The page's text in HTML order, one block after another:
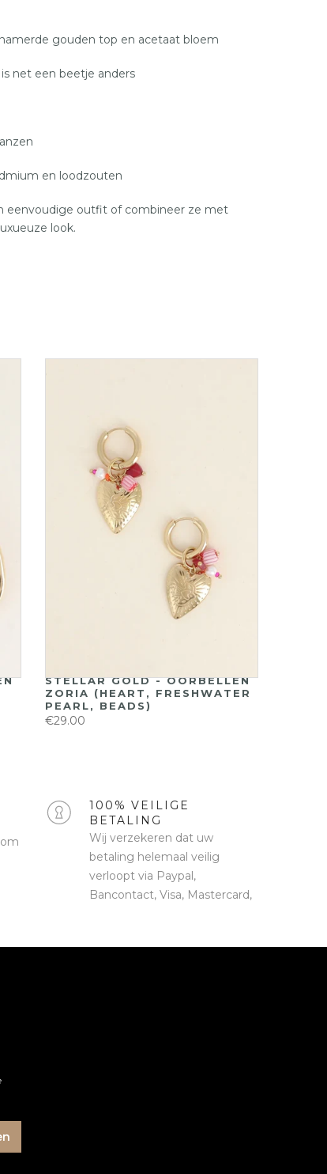
gouden top en acetaat bloem
net een beetje anders
en loodzouten
eenvoudige outfit of combineer ze met
look.
STELLAR GOLD - OORBELLEN
ZORIA (HEART, FRESHWATER
PEARL, BEADS)
€29.00
100% VEILIGE
BETALING
Wij verzekeren dat uw
betaling helemaal veilig
verloopt via Paypal,
Bancontact, Visa, Mastercard,